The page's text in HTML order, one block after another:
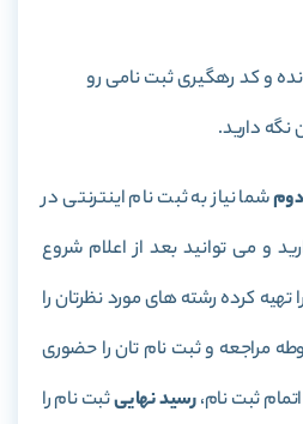
و کد رهگیری ثبت نامی رو
دارید.
شما نیاز به ثبت نام اینترنتی در
و می توانید بعد از اعلام شروع
تهیه کرده رشته های مورد نظرتان را
مراجعه و ثبت نام تان را حضوری
ثبت نام،رسید نهاییثبت نام را